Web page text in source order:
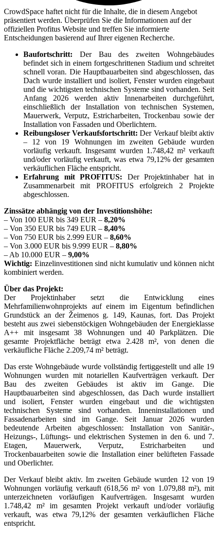
CrowdSpace haftet nicht für die Inhalte, die in diesem Angebot
präsentiert werden. Überprüfen Sie die Informationen auf der
offiziellen Profitus Website und treffen Sie informierte
Entscheidungen basierend auf Ihrer eigenen Recherche.
Baufortschritt: Der Bau des zweiten Wohngebäudes
befindet sich in einem fortgeschrittenen Stadium und schreitet
schnell voran. Die Hauptbauarbeiten sind abgeschlossen, das
Dach wurde installiert und isoliert, Fenster wurden eingebaut
und die wichtigsten technischen Systeme sind vorhanden. Seit
Anfang 2026 werden aktiv Innenarbeiten durchgeführt,
einschließlich der Installation von technischen Systemen,
Mauerwerk, Verputz, Estricharbeiten, Trockenbau sowie der
Installation von Fassaden und Oberlichtern.
Reibungsloser Verkaufsfortschritt:Der Verkauf bleibt aktiv
– 12 von 19 Wohnungen im zweiten Gebäude wurden
vorläufig verkauft. Insgesamt wurden 1.748,42 m² verkauft
und/oder vorläufig verkauft, was etwa 79,12% der gesamten
verkäuflichen Fläche entspricht.
Erfahrung mit PROFITUS: Der Projektinhaber hat in
Zusammenarbeit mit PROFITUS erfolgreich 2 Projekte
abgeschlossen.
Zinssätze abhängig von der Investitionshöhe:
– Von 100 EUR bis 349 EUR – 8,20%
– Von 350 EUR bis 749 EUR – 8,40%
– Von 750 EUR bis 2.999 EUR – 8,60%
– Von 3.000 EUR bis 9.999 EUR – 8,80%
– Ab 10.000 EUR – 9,00%
Wichtig: Einzelinvestitionen sind nicht kumulativ und können nicht
kombiniert werden.
Über das Projekt:
Der Projektinhaber setzt die Entwicklung eines
Mehrfamilienwohnprojekts auf einem im Eigentum befindlichen
Grundstück an der Žeimenos g. 149, Kaunas, fort. Das Projekt
besteht aus zwei siebenstöckigen Wohngebäuden der Energieklasse
A++ mit insgesamt 38 Wohnungen und 40 Parkplätzen. Die
gesamte Projektfläche beträgt etwa 2.428 m², von denen die
verkäufliche Fläche 2.209,74 m² beträgt.
Das erste Wohngebäude wurde vollständig fertiggestellt und alle 19
Wohnungen wurden mit notariellen Kaufverträgen verkauft. Der
Bau des zweiten Gebäudes ist aktiv im Gange. Die
Hauptbauarbeiten sind abgeschlossen, das Dach wurde installiert
und isoliert, Fenster wurden eingebaut und die wichtigsten
technischen Systeme sind vorhanden. Inneninstallationen und
Fassadenarbeiten sind im Gange. Seit Januar 2026 wurden
bedeutende Arbeiten abgeschlossen: Installation von Sanitär-,
Heizungs-, Lüftungs- und elektrischen Systemen in den 6. und 7.
Etagen, Mauerwerk, Verputz, Estricharbeiten und
Trockenbauarbeiten sowie die Installation einer belüfteten Fassade
und Oberlichter.
Der Verkauf bleibt aktiv. Im zweiten Gebäude wurden 12 von 19
Wohnungen vorläufig verkauft (618,56 m² von 1.079,88 m²), mit
unterzeichneten vorläufigen Kaufverträgen. Insgesamt wurden
1.748,42 m² im gesamten Projekt verkauft und/oder vorläufig
verkauft, was etwa 79,12% der gesamten verkäuflichen Fläche
entspricht.